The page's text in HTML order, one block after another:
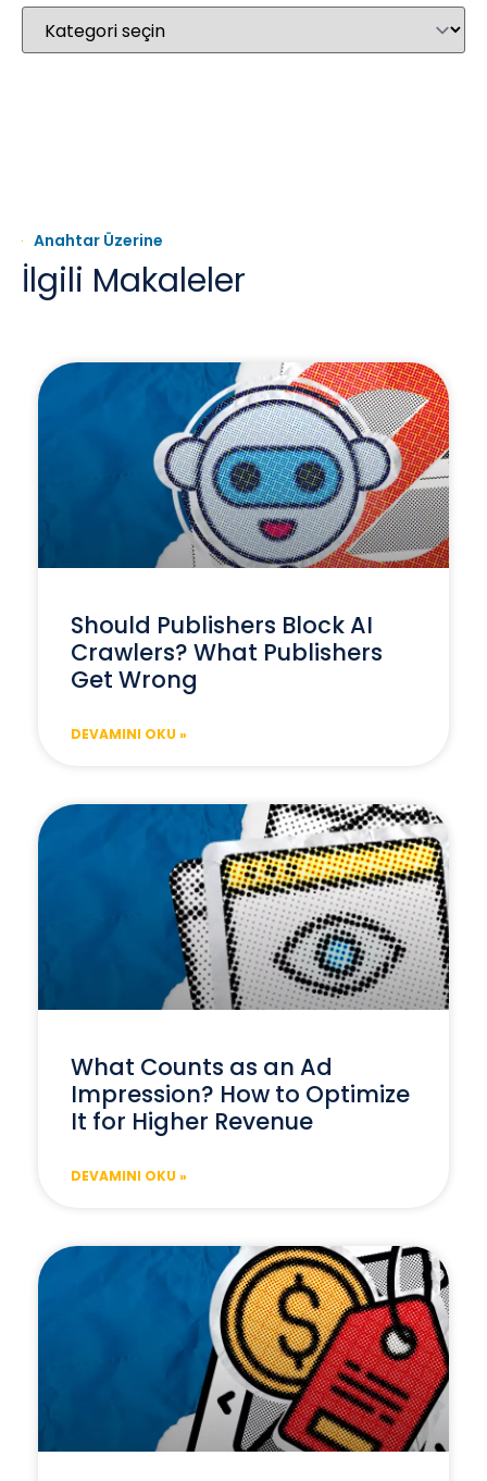
Anahtar Üzerine
İlgili Makaleler
Should Publishers Block AI
Crawlers? What Publishers
Get Wrong
DEVAMINI OKU »
What Counts as an Ad
Impression? How to Optimize
It for Higher Revenue
DEVAMINI OKU »